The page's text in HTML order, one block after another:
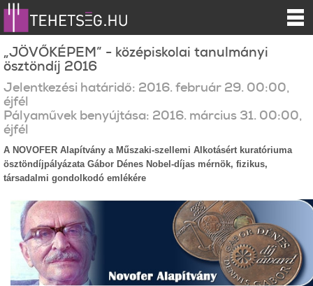
„JÖVŐKÉPEM” - középiskolai tanulmányi
ösztöndíj 2016
Jelentkezési határidő: 2016. február 29. 00:00,
éjfél
Pályaművek benyújtása: 2016. március 31. 00:00,
éjfél
A NOVOFER Alapítvány a Műszaki-szellemi Alkotásért kuratóriuma
ösztöndíjpályázata Gábor Dénes Nobel-díjas mérnök, fizikus,
társadalmi gondolkodó emlékére